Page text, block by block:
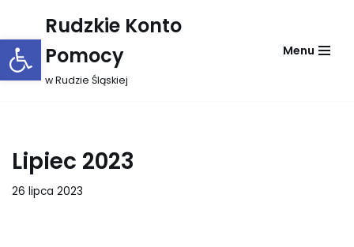
Otwórz pasek narzędzi
Przejdź
do
treści
Rudzkie Konto
Pomocy
w Rudzie Śląskiej
Menu
Lipiec 2023
26 lipca 2023